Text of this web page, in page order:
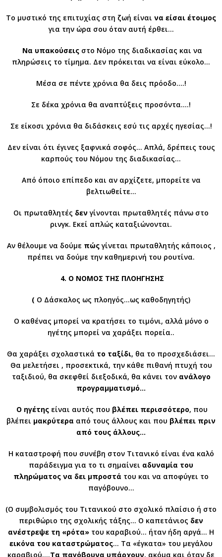
Το μυστικό της επιτυχίας στη ζωή είναι να είσαι έτοιμος
για την ώρα σου όταν αυτή έρθει…
Να υπακούσειςστο Νόμο της διαδικασίας και να
πληρώσεις το τίμημα. Δεν πρόκειται να είναι εύκολο…
Μέσα σε πέντε χρόνια θα δεις πρόοδο….!
Σε δέκα χρόνια θα αναπτύξεις προσόντα….!
Σε είκοσι χρόνια θα διδάσκεις εσύ τις αρχές ηγεσίας…!
Δεν είναι ότι έγινες ξαφνικά σοφός… Απλά, δρέπεις τους
καρπούς του Νόμου της διαδικασίας…
Από όποιο επίπεδο και αν αρχίζετε, μπορείτε να
βελτιωθείτε…
Οι πρωταθλητές δεν γίνονται πρωταθλητές πάνω στο
ρινγκ. Εκεί απλώς καταξιώνονται.
Αν θέλουμε να δούμε πώς γίνεται πρωταθλητής κάποιος ,
πρέπει να δούμε την καθημερινή του ρουτίνα.
4. Ο ΝΟΜΟΣ ΤΗΣ ΠΛΟΗΓΗΣΗΣ
( Ο Δάσκαλος ως πλοηγός…ως καθοδηγητής)
Ο καθένας μπορεί να κρατήσει το τιμόνι, αλλά μόνο ο
ηγέτης μπορεί να χαράξει πορεία..
Θα χαράξει σχολαστικά το ταξίδι, θα το προσχεδιάσει…
Θα μελετήσει , προσεκτικά, την κάθε πιθανή πτυχή του
ταξιδιού, θα σκεφθεί διεξοδικά, θα κάνει τον ανάλογο
προγραμματισμό…
Ο ηγέτης είναι αυτός που βλέπει περισσότερο, που
βλέπει μακρύτερα από τους άλλους και που βλέπει πριν
από τους άλλους…
Η καταστροφή που συνέβη στον Τιτανικό είναι ένα καλό
παράδειγμα για το τι σημαίνει αδυναμία του
πληρώματος να δει μπροστά του και να αποφύγει το
παγόβουνο…
(Ο συμβολισμός του Τιτανικού στο σχολικό πλαίσιο ή στο
περιθώριο της σχολικής τάξης… Ο καπετάνιος δεν
ανέστρεψε τη «ρότα» του καραβιού… ήταν ήδη αργά… Η
εικόνα του καταστρώματος… Τα «έγκατα» του μεγάλου
καραβιού….Τα παγόβουνα υπάρχουν, ακόμα και όταν δε